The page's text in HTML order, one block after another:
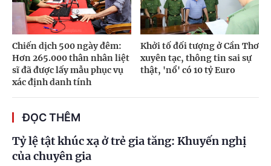
Chiến dịch 500 ngày đêm:
Hơn 265.000 thân nhân liệt
sĩ đã được lấy mẫu phục vụ
xác định danh tính
Khởi tố đối tượng ở Cần Thơ
xuyên tạc, thông tin sai sự
thật, 'nổ' có 10 tỷ Euro
ĐỌC THÊM
Tỷ lệ tật khúc xạ ở trẻ gia tăng: Khuyến nghị
của chuyên gia